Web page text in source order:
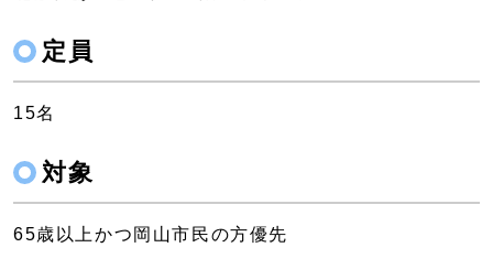
定員
15名
対象
65歳以上かつ岡山市民の方優先